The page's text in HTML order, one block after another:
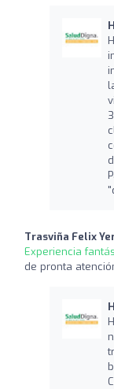
Trasviña Felix
Experiencia
de pronta